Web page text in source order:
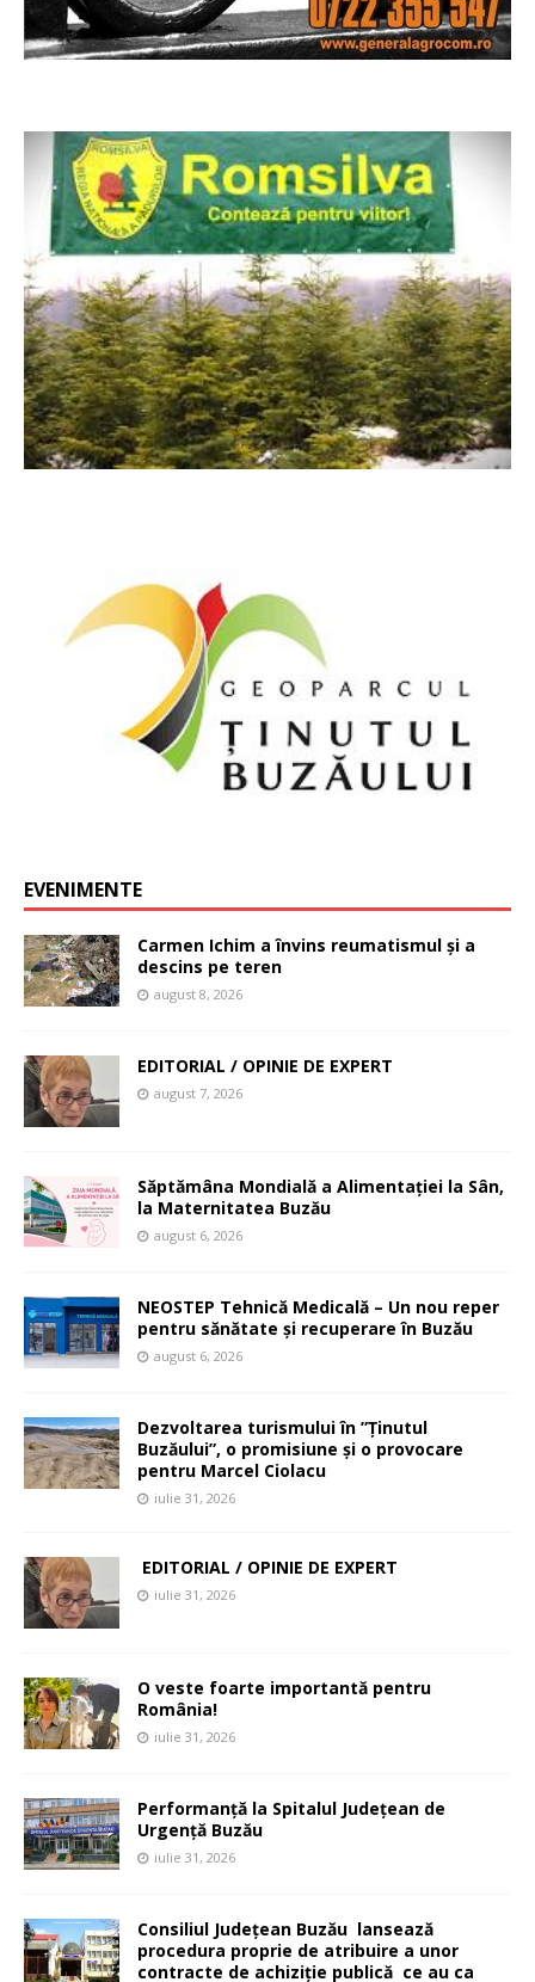
EVENIMENTE
Carmen Ichim a învins reumatismul și a
descins pe teren
august 8, 2026
EDITORIAL / OPINIE DE EXPERT
august 7, 2026
Săptămâna Mondială a Alimentației la Sân,
la Maternitatea Buzău
august 6, 2026
NEOSTEP Tehnică Medicală – Un nou reper
pentru sănătate și recuperare în Buzău
august 6, 2026
Dezvoltarea turismului în ”Ținutul
Buzăului”, o promisiune și o provocare
pentru Marcel Ciolacu
iulie 31, 2026
EDITORIAL / OPINIE DE EXPERT
iulie 31, 2026
O veste foarte importantă pentru
România!
iulie 31, 2026
Performanță la Spitalul Județean de
Urgență Buzău
iulie 31, 2026
Consiliul Județean Buzău lansează
procedura proprie de atribuire a unor
contracte de achiziție publică ce au ca